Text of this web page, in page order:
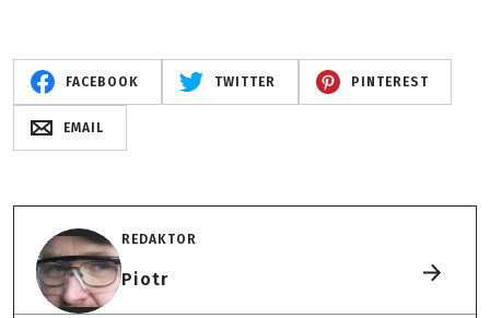
FACEBOOK TWITTER PINTEREST
EMAIL
REDAKTOR
Piotr